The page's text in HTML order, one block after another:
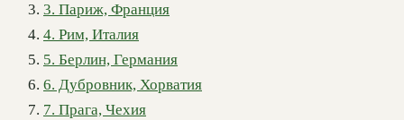
3. Париж, Франция
4. Рим, Италия
5. Берлин, Германия
6. Дубровник, Хорватия
7. Прага, Чехия